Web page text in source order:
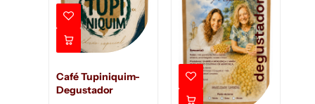
Café Tupiniquim-
Degustador